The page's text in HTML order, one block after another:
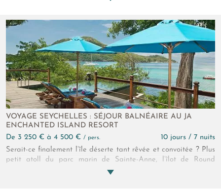
dans cet hôtel des Seychelles.
VOYAGE SEYCHELLES : SÉJOUR BALNÉAIRE AU JA
ENCHANTED ISLAND RESORT
de 3 250 € à 4 500 € / pers.
10 jours / 7 nuits
Serait-ce finalement l’île déserte tant rêvée et convoitée ? Plus
petit atoll du parc marin de Sainte-Anne, l’îlot de Round
Island jouit d’une exquise solitude et de plages aussi blondes